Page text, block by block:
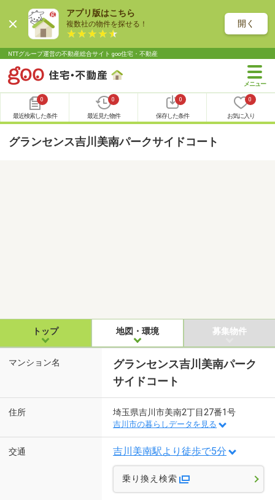
アプリ版はこちら
複数社の物件を探せる！ 開く
NTTグループ運営の不動産総合サイト goo住宅・不動産
0
最近検索した条件
0
最近見た物件
0
保存した条件
0
お気に入り
グランセンス吉川美南パークサイドコート
トップ 地図・環境 募集物件
マンション名
グランセンス吉川美南パーク
サイドコート
住所 埼玉県吉川市美南2丁目27番1号
吉川市の暮らしデータを見る
交通 吉川美南駅より徒歩で5分
乗り換え検索